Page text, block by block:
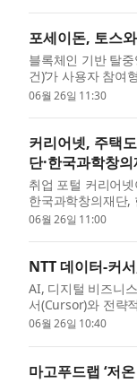
포세이돈, 토스
블록체인 기반 탈
건)’가 사용자 참
습...
06월 26일 11:30
커리어넷, 주택
단·한국과학창
취업 포털 커리어
한국과학창의재단,
지원직)...
06월 26일 11:00
NTT 데이터-커
AI, 디지털 비즈니
서(Cursor)와 전략
사의 ...
06월 26일 10:40
마고푸드랩 ‘저